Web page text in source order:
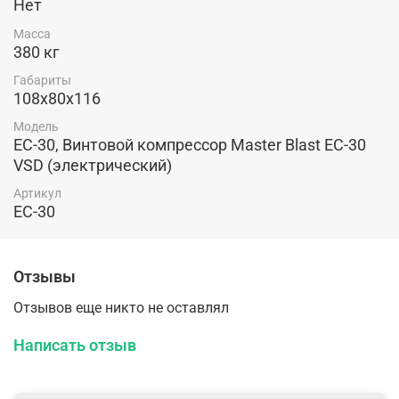
Нет
Масса
380 кг
Габариты
108х80х116
Модель
EC-30, Винтовой компрессор Master Blast EC-30
VSD (электрический)
Артикул
EC-30
Отзывы
Отзывов еще никто не оставлял
Написать отзыв